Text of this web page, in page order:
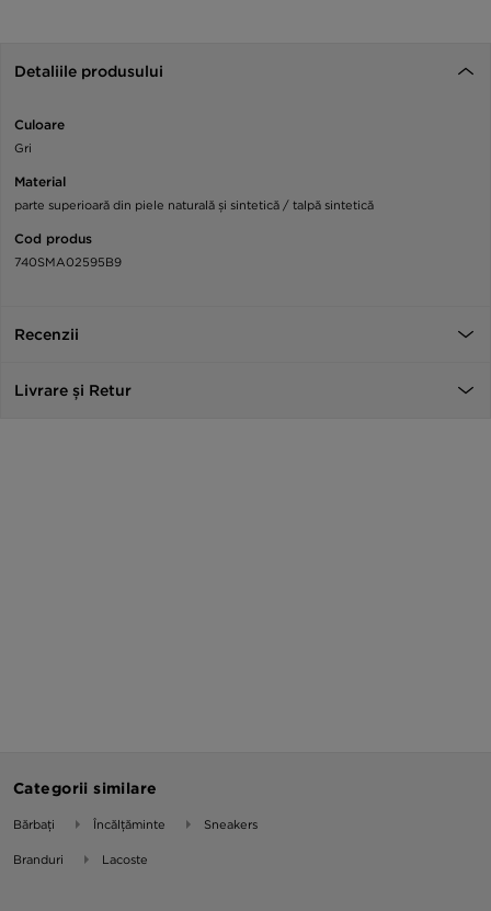
Detaliile produsului
Culoare
Gri
Material
parte superioară din piele naturală și sintetică / talpă sintetică
Cod produs
740SMA02595B9
Recenzii
Livrare și Retur
Categorii similare
Bărbați Încălțăminte Sneakers
Branduri Lacoste